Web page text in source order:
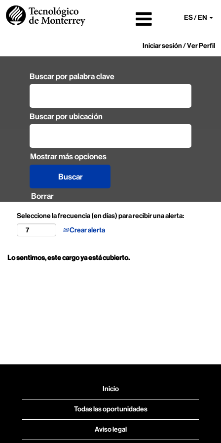
ES / EN
Iniciar sesión / Ver Perfil
Buscar por palabra clave
Buscar por ubicación
Mostrar más opciones
Borrar
Seleccione la frecuencia (en días) para recibir una alerta:
Crear alerta
Lo sentimos, este cargo ya está cubierto.
Inicio
Todas las oportunidades
Aviso legal